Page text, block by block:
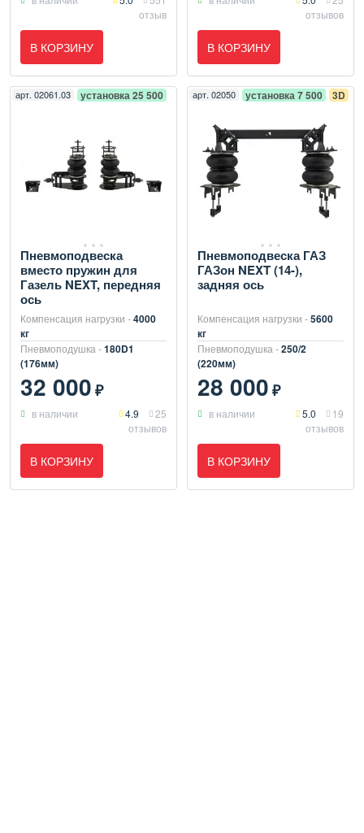
отзыв
В КОРЗИНУ
отзывов
В КОРЗИНУ
арт. 02061.03 установка 25 500
Пневмоподвеска
вместо пружин для
Газель NEXT, передняя
ось
Компенсация нагрузки -4000
кг
Пневмоподушка -180D1
(176мм)
32 000₽
в наличии 4.9
25
отзывов
В КОРЗИНУ
арт. 02050 установка 7 500 3D
Пневмоподвеска ГАЗ
ГАЗон NEXT (14-),
задняя ось
Компенсация нагрузки -5600
кг
Пневмоподушка -250/2
(220мм)
28 000₽
в наличии 5.0
19
отзывов
В КОРЗИНУ